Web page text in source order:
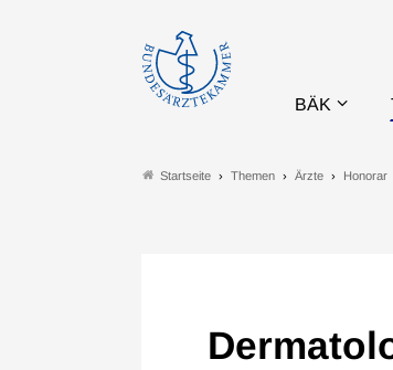
BÄK
Startseite Themen Ärzte Honorar